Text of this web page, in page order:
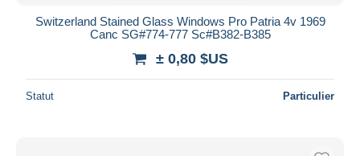
Switzerland Stained Glass Windows Pro Patria 4v 1969
Canc SG#774-777 Sc#B382-B385
± 0,80 $US
Statut Particulier